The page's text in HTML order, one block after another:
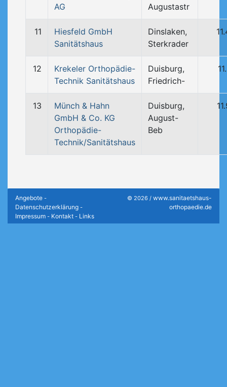
AG
Augustastr
11
Hiesfeld GmbH
Sanitätshaus
Dinslaken,
Sterkrader
12
Krekeler Orthopädie-
Technik Sanitätshaus
Duisburg,
Friedrich-
13
Münch & Hahn
GmbH & Co. KG
Orthopädie-
Technik/Sanitätshaus
Duisburg,
August-
Beb
Angebote -
Datenschutzerklärung -
Impressum - Kontakt - Links
© 2026 / www.sanitaetshaus-
orthopaedie.de